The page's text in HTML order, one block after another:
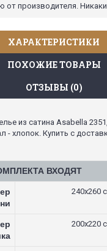
от производителя.
ХАРАКТЕРИСТИКИ
ПОХОЖИЕ ТОВАРЫ
ОТЗЫВЫ (0)
из сатина Asabella
- хлопок. Купить с
ВХОДЯТ
240х260
200х220